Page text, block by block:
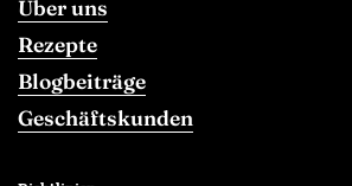
Über uns
Rezepte
Blogbeiträge
Geschäftskunden